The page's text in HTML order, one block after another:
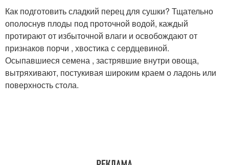
Как подготовить сладкий перец для сушки? Тщательно
ополоснув плоды под проточной водой, каждый
протирают от избыточной влаги и освобождают от
признаков порчи , хвостика с сердцевиной.
Осыпавшиеся семена , застрявшие внутри овоща,
вытряхивают, постукивая широким краем о ладонь или
поверхность стола.